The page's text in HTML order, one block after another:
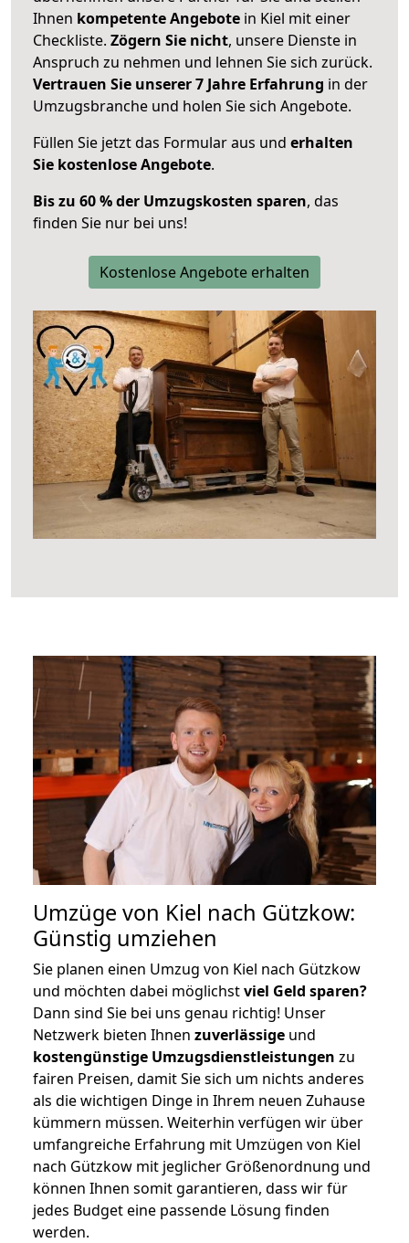
Ihnen kompetente Angebote in Kiel mit einer
Checkliste. Zögern Sie nicht, unsere Dienste in
Anspruch zu nehmen und lehnen Sie sich zurück.
Vertrauen Sie unserer 7 Jahre Erfahrung in der
Umzugsbranche und holen Sie sich Angebote.
Füllen Sie jetzt das Formular aus und erhalten
Sie kostenlose Angebote.
Bis zu 60 % der Umzugskosten sparen, das
finden Sie nur bei uns!
Kostenlose Angebote erhalten
Umzüge von Kiel nach Gützkow:
Günstig umziehen
Sie planen einen Umzug von Kiel nach Gützkow
und möchten dabei möglichstviel Geld sparen?
Dann sind Sie bei uns genau richtig! Unser
Netzwerk bieten Ihnen zuverlässige und
kostengünstige Umzugsdienstleistungen zu
fairen Preisen, damit Sie sich um nichts anderes
als die wichtigen Dinge in Ihrem neuen Zuhause
kümmern müssen. Weiterhin verfügen wir über
umfangreiche Erfahrung mit Umzügen von Kiel
nach Gützkow mit jeglicher Größenordnung und
können Ihnen somit garantieren, dass wir für
jedes Budget eine passende Lösung finden
werden.